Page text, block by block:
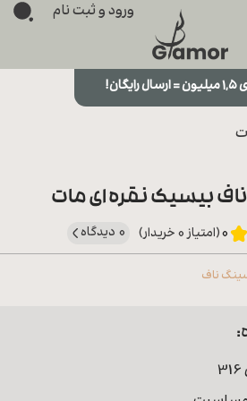
ورود و ثبت نام
بیسیک نقره ای مات
0(امتیاز 0 خریدار) 0 دیدگاه
ناف